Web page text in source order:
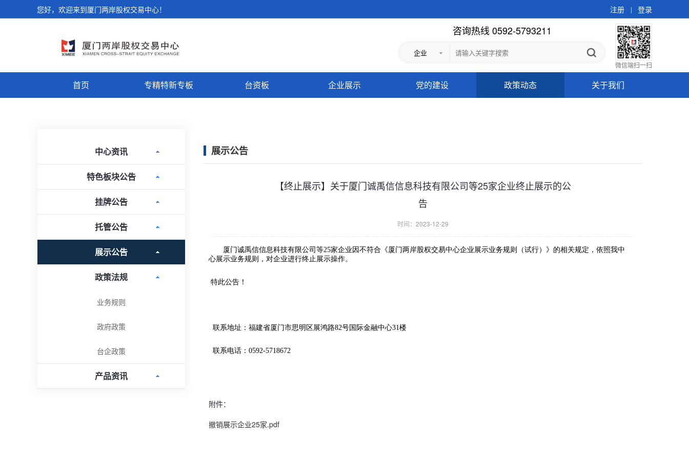
您好，欢迎来到厦门两岸股权交易中心！ 注册 登录
咨询热线 0592-5793211
企业
微信端扫一扫
首页 专精特新专板 台资板 企业展示 党的建设 政策动态 关于我们
中心资讯
特色板块公告
挂牌公告
托管公告
展示公告
政策法规
业务规则
政府政策
台企政策
产品资讯
展示公告
【终止展示】关于厦门诚禹信信息科技有限公司等25家企业终止展示的公
告
时间： 2023-12-29
附件：
撤销展示企业25家.pdf